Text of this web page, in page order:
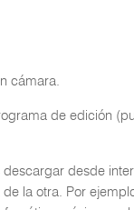
cámara.
de edición
descargar desde
la otra. Por